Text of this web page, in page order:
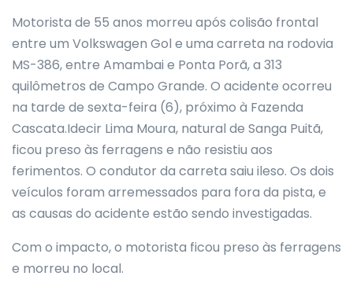
Motorista de 55 anos morreu após colisão frontal
entre um Volkswagen Gol e uma carreta na rodovia
MS-386, entre Amambai e Ponta Porã, a 313
quilômetros de Campo Grande. O acidente ocorreu
na tarde de sexta-feira (6), próximo à Fazenda
Cascata.Idecir Lima Moura, natural de Sanga Puitã,
ficou preso às ferragens e não resistiu aos
ferimentos. O condutor da carreta saiu ileso. Os dois
veículos foram arremessados para fora da pista, e
as causas do acidente estão sendo investigadas.
Com o impacto, o motorista ficou preso às ferragens
e morreu no local.